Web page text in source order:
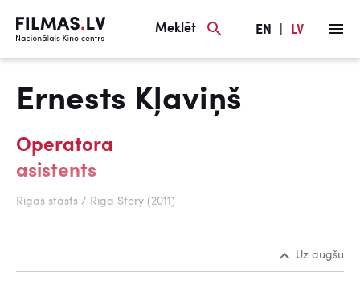
Meklēt EN LV
Ernests Kļaviņš
Operatora
asistents
Rīgas stāsts / Riga Story (2011)
Uz augšu